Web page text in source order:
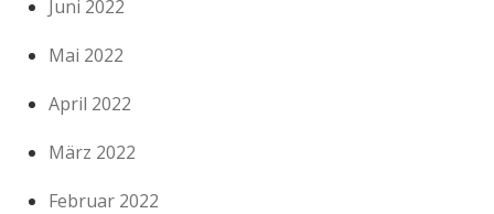
Juni 2022
Mai 2022
April 2022
März 2022
Februar 2022